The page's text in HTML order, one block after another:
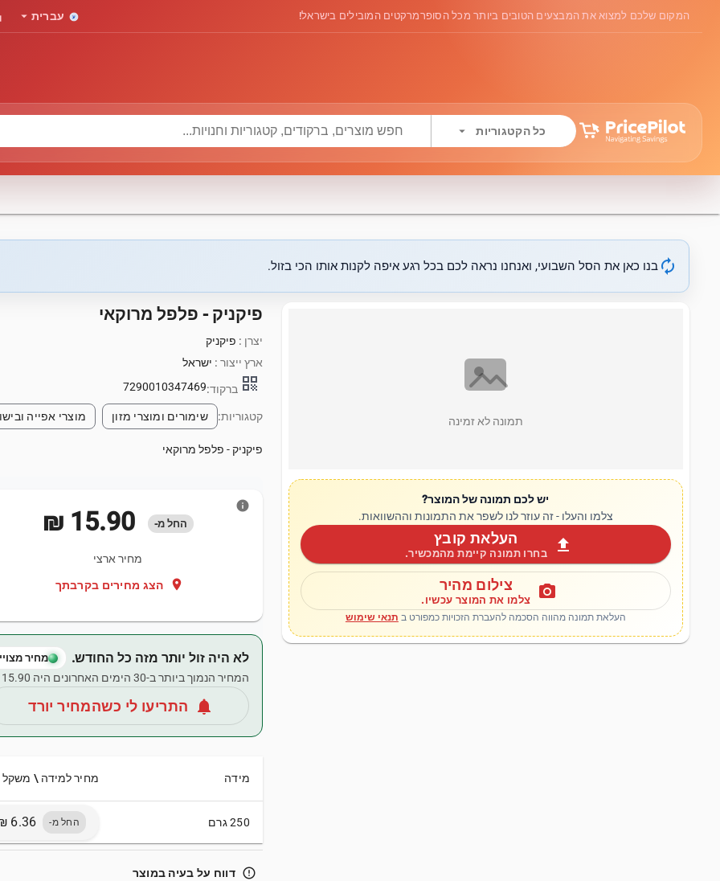
המקום שלכם למצוא את המבצעים הטובים ביותר מכל הסופרמרקטים המובילים בישראל! עברית arrow_drop_down
כל הקטגוריות arrow_drop_down
autorenew בנו כאן את הסל השבועי, ואנחנו נראה לכם בכל רגע איפה לקנות אותו הכי בזול.
תמונה לא זמינה
יש לכם תמונה של המוצר?
צלמו והעלו - זה עוזר לנו לשפר את התמונות וההשוואות.
upload העלאת קובץ
בחרו תמונה קיימת מהמכשיר.
photo_camera צילום מהיר
צלמו את המוצר עכשיו.
העלאת תמונה מהווה הסכמה להעברת הזכויות כמפורט ב תנאי שימוש
פיקניק - פלפל מרוקאי
יצרן : פיקניק
ארץ ייצור : ישראל
qr_code ברקוד:7290010347469
קטגוריות: שימורים ומוצרי מזון מוצרי אפייה
פיקניק - פלפל מרוקאי
החל מ- ‏15.90 ‏₪
מחיר ארצי
location_on הצג מחירים בקרבתך
info
לא היה זול יותר מזה כל החודש. מחיר
המחיר הנמוך ביותר ב-30 הימים האחרונים היה ‏15.90 ‏₪.
notifications התריעו לי כשהמחיר יורד
מידה מחיר למידה \ משקל
250 גרם החל מ-
error_outline דווח על בעיה במוצר